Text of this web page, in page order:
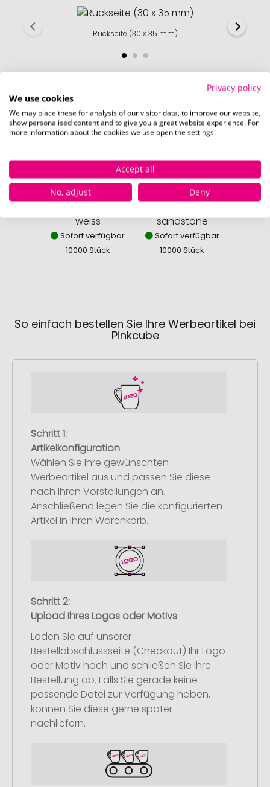
Rückseite (30 x 35 mm)
Verfügbare Farben
weiss
Sofort verfügbar
10000 Stück
sandstone
Sofort verfügbar
10000 Stück
So einfach bestellen Sie Ihre Werbeartikel bei
Pinkcube
Schritt 1:
Artikelkonfiguration
Wählen Sie Ihre gewünschten
Werbeartikel aus und passen Sie diese
nach Ihren Vorstellungen an.
Anschließend legen Sie die konfigurierten
Artikel in Ihren Warenkorb.
Schritt 2:
Upload Ihres Logos oder Motivs
Laden Sie auf unserer
Bestellabschlussseite (Checkout) Ihr Logo
oder Motiv hoch und schließen Sie Ihre
Bestellung ab. Falls Sie gerade keine
passende Datei zur Verfügung haben,
können Sie diese gerne später
nachliefern.
Privacy policy
We use cookies
We may place these for analysis of our visitor data, to improve our website,
show personalised content and to give you a great website experience. For
more information about the cookies we use open the settings.
Accept all
No, adjust
Deny